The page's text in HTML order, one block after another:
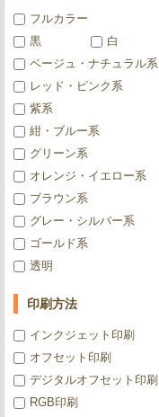
フルカラー
黒
白
ベージュ・ナチュラル系
レッド・ピンク系
紫系
紺・ブルー系
グリーン系
オレンジ・イエロー系
ブラウン系
グレー・シルバー系
ゴールド系
透明
印刷方法
インクジェット印刷
オフセット印刷
デジタルオフセット印刷
RGB印刷